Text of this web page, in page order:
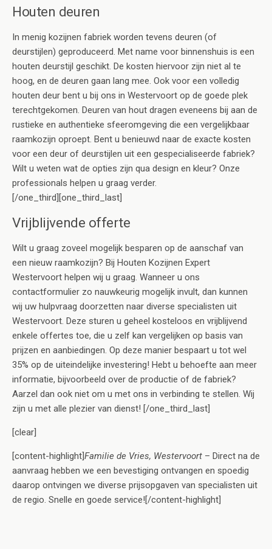
Houten deuren
In menig kozijnen fabriek worden tevens deuren (of
deurstijlen) geproduceerd. Met name voor binnenshuis is een
houten deurstijl geschikt. De kosten hiervoor zijn niet al te
hoog, en de deuren gaan lang mee. Ook voor een volledig
houten deur bent u bij ons in Westervoort op de goede plek
terechtgekomen. Deuren van hout dragen eveneens bij aan de
rustieke en authentieke sfeeromgeving die een vergelijkbaar
raamkozijn oproept. Bent u benieuwd naar de exacte kosten
voor een deur of deurstijlen uit een gespecialiseerde fabriek?
Wilt u weten wat de opties zijn qua design en kleur? Onze
professionals helpen u graag verder.
[/one_third][one_third_last]
Vrijblijvende offerte
Wilt u graag zoveel mogelijk besparen op de aanschaf van
een nieuw raamkozijn? Bij Houten Kozijnen Expert
Westervoort helpen wij u graag. Wanneer u ons
contactformulier zo nauwkeurig mogelijk invult, dan kunnen
wij uw hulpvraag doorzetten naar diverse specialisten uit
Westervoort. Deze sturen u geheel kosteloos en vrijblijvend
enkele offertes toe, die u zelf kan vergelijken op basis van
prijzen en aanbiedingen. Op deze manier bespaart u tot wel
35% op de uiteindelijke investering! Hebt u behoefte aan meer
informatie, bijvoorbeeld over de productie of de fabriek?
Aarzel dan ook niet om u met ons in verbinding te stellen. Wij
zijn u met alle plezier van dienst! [/one_third_last]
[clear]
[content-highlight]Familie de Vries, Westervoort – Direct na de
aanvraag hebben we een bevestiging ontvangen en spoedig
daarop ontvingen we diverse prijsopgaven van specialisten uit
de regio. Snelle en goede service![/content-highlight]